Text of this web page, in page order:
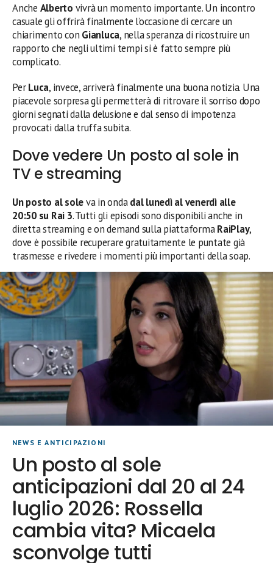
Anche Alberto vivrà un momento importante. Un incontro
casuale gli offrirà finalmente l’occasione di cercare un
chiarimento con Gianluca, nella speranza di ricostruire un
rapporto che negli ultimi tempi si è fatto sempre più
complicato.
PerLuca, invece, arriverà finalmente una buona notizia. Una
piacevole sorpresa gli permetterà di ritrovare il sorriso dopo
giorni segnati dalla delusione e dal senso di impotenza
provocati dalla truffa subita.
Dove vedere Un posto al sole in
TV e streaming
Un posto al soleva in ondadal lunedì al venerdì alle
20:50 su Rai 3. Tutti gli episodi sono disponibili anche in
diretta streaming e on demand sulla piattaformaRaiPlay,
dove è possibile recuperare gratuitamente le puntate già
trasmesse e rivedere i momenti più importanti della soap.
NEWS E ANTICIPAZIONI
Un posto al sole
anticipazioni dal 20 al 24
luglio 2026: Rossella
cambia vita? Micaela
sconvolge tutti